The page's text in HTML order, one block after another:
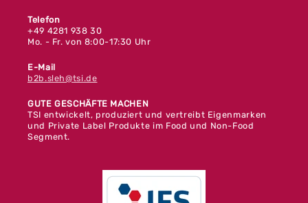
Telefon
+49 4281 938 30
Mo. - Fr. von 8:00-17:30 Uhr
E-Mail
b2b.sleh@tsi.de
GUTE GESCHÄFTE MACHEN
TSI entwickelt, produziert und vertreibt Eigenmarken
und Private Label Produkte im Food und Non-Food
Segment.